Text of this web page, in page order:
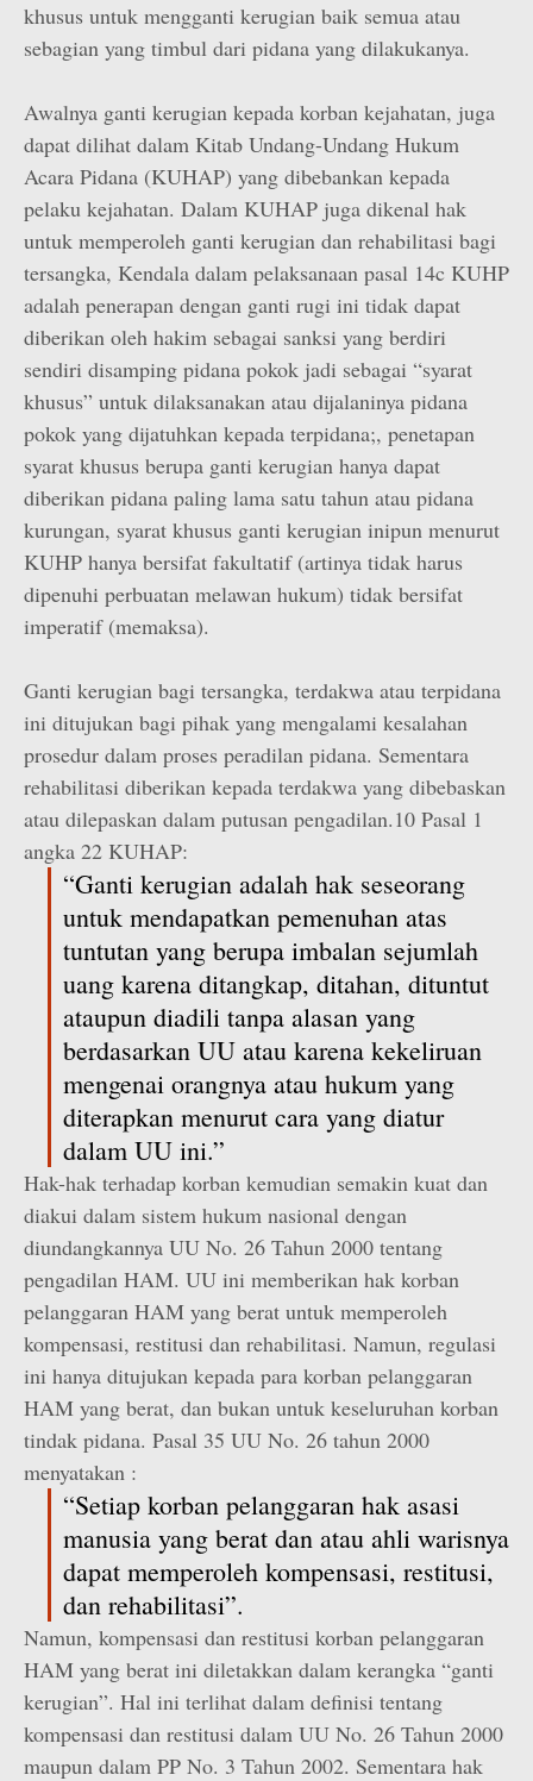
khusus untuk mengganti kerugian baik semua atau
sebagian yang timbul dari pidana yang dilakukanya.
Awalnya ganti kerugian kepada korban kejahatan, juga
dapat dilihat dalam Kitab Undang-Undang Hukum
Acara Pidana (KUHAP) yang dibebankan kepada
pelaku kejahatan. Dalam KUHAP juga dikenal hak
untuk memperoleh ganti kerugian dan rehabilitasi bagi
tersangka, Kendala dalam pelaksanaan pasal 14c KUHP
adalah penerapan dengan ganti rugi ini tidak dapat
diberikan oleh hakim sebagai sanksi yang berdiri
sendiri disamping pidana pokok jadi sebagai “syarat
khusus” untuk dilaksanakan atau dijalaninya pidana
pokok yang dijatuhkan kepada terpidana;, penetapan
syarat khusus berupa ganti kerugian hanya dapat
diberikan pidana paling lama satu tahun atau pidana
kurungan, syarat khusus ganti kerugian inipun menurut
KUHP hanya bersifat fakultatif (artinya tidak harus
dipenuhi perbuatan melawan hukum) tidak bersifat
imperatif (memaksa).
Ganti kerugian bagi tersangka, terdakwa atau terpidana
ini ditujukan bagi pihak yang mengalami kesalahan
prosedur dalam proses peradilan pidana. Sementara
rehabilitasi diberikan kepada terdakwa yang dibebaskan
atau dilepaskan dalam putusan pengadilan.10 Pasal 1
angka 22 KUHAP:
“Ganti kerugian adalah hak seseorang
untuk mendapatkan pemenuhan atas
tuntutan yang berupa imbalan sejumlah
uang karena ditangkap, ditahan, dituntut
ataupun diadili tanpa alasan yang
berdasarkan UU atau karena kekeliruan
mengenai orangnya atau hukum yang
diterapkan menurut cara yang diatur
dalam UU ini.”
Hak-hak terhadap korban kemudian semakin kuat dan
diakui dalam sistem hukum nasional dengan
diundangkannya UU No. 26 Tahun 2000 tentang
pengadilan HAM. UU ini memberikan hak korban
pelanggaran HAM yang berat untuk memperoleh
kompensasi, restitusi dan rehabilitasi. Namun, regulasi
ini hanya ditujukan kepada para korban pelanggaran
HAM yang berat, dan bukan untuk keseluruhan korban
tindak pidana. Pasal 35 UU No. 26 tahun 2000
menyatakan :
“Setiap korban pelanggaran hak asasi
manusia yang berat dan atau ahli warisnya
dapat memperoleh kompensasi, restitusi,
dan rehabilitasi”.
Namun, kompensasi dan restitusi korban pelanggaran
HAM yang berat ini diletakkan dalam kerangka “ganti
kerugian”. Hal ini terlihat dalam definisi tentang
kompensasi dan restitusi dalam UU No. 26 Tahun 2000
maupun dalam PP No. 3 Tahun 2002. Sementara hak